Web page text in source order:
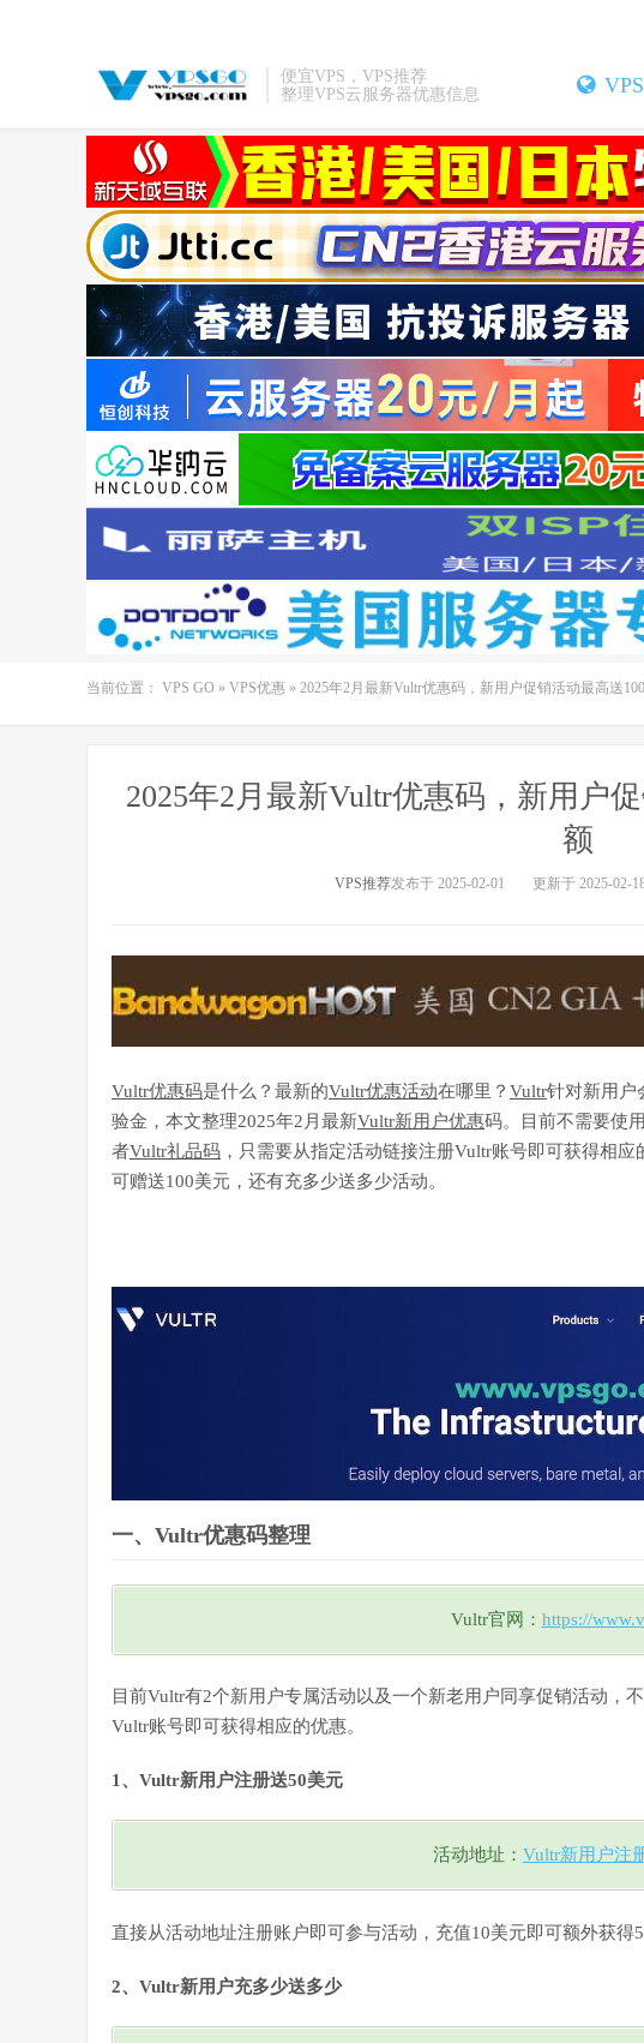
便宜VPS，VPS推荐
整理VPS云服务器优惠信息
VPS
当前位置： VPS GO » VPS优惠 » 2025年2月最新Vultr优惠码，新用户促销活动最高送
2025年2月最新Vultr优惠码，新用户
额
VPS推荐发布于 2025-02-01 更新于 2025-02-
Vultr优惠码是什么？最新的Vultr优惠活动在哪里？ Vultr针对新用户
验金，本文整理2025年2月最新Vultr新用户优惠码。目前不需要使用
者Vultr礼品码 ，只需要从指定活动链接注册Vultr账号即可获得相应
可赠送100美元，还有充多少送多少活动。
一、Vultr优惠码整理
Vultr官网： https://
目前Vultr有2个新用户专属活动以及一个新老用户同享促销活动，
Vultr账号即可获得相应的优惠。
1、Vultr新用户注册送50美元
活动地址： Vultr新用户注
直接从活动地址注册账户即可参与活动，充值10美元即可额外获得
2、Vultr新用户充多少送多少